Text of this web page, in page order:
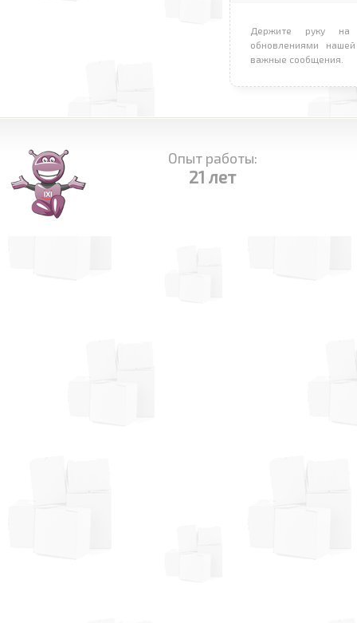
Держите руку на
обновлениями
важные сообщения.
Опыт работы:
21 лет